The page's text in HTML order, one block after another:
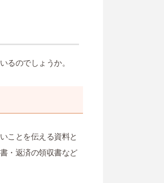
るのでしょうか。
ことを伝える資料と
・返済の領収書など